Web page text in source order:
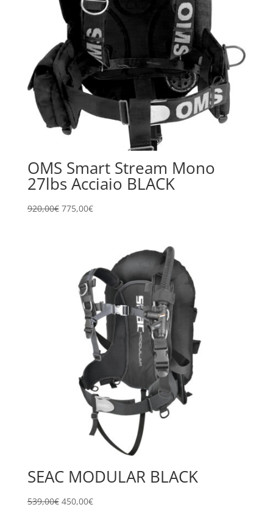
OMS Smart Stream Mono
27lbs Acciaio BLACK
920,00€ Il
775,00€Il
775,00€.
SEAC MODULAR BLACK
539,00€ Il
450,00€Il